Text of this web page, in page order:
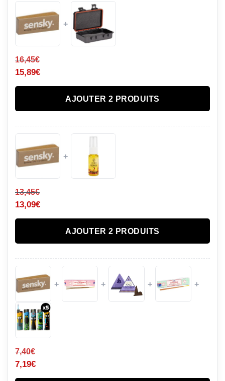
+
16,45€
15,89€
AJOUTER 2 PRODUITS
+
13,45€
13,09€
AJOUTER 2 PRODUITS
+ + + +
7,40€
7,19€